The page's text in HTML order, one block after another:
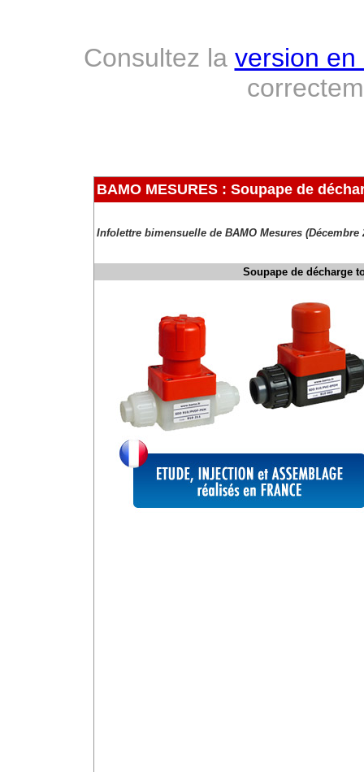
Consultez la version en
BAMO MESURES : Soupape de
Infolettre bimensuelle de BAMO Mesures (Décembre
Soupape de décharge